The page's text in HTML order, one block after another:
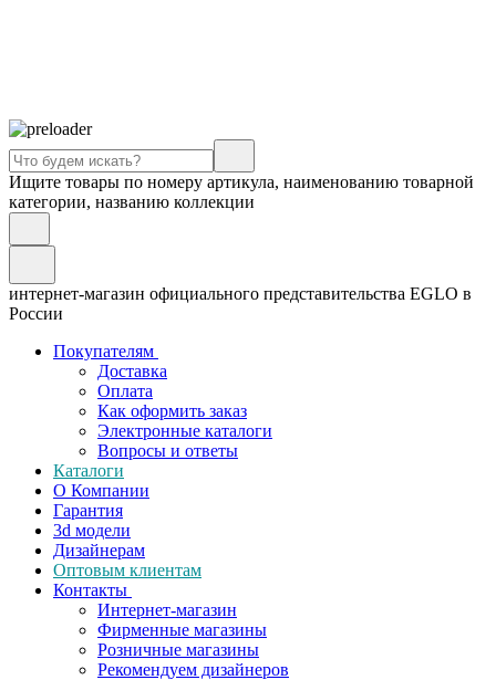
Ищите товары по номеру артикула, наименованию товарной
категории, названию коллекции
интернет-магазин официального представительства EGLO в
России
Покупателям
Доставка
Оплата
Как оформить заказ
Электронные каталоги
Вопросы и ответы
Каталоги
О Компании
Гарантия
3d модели
Дизайнерам
Оптовым клиентам
Контакты
Интернет-магазин
Фирменные магазины
Розничные магазины
Рекомендуем дизайнеров